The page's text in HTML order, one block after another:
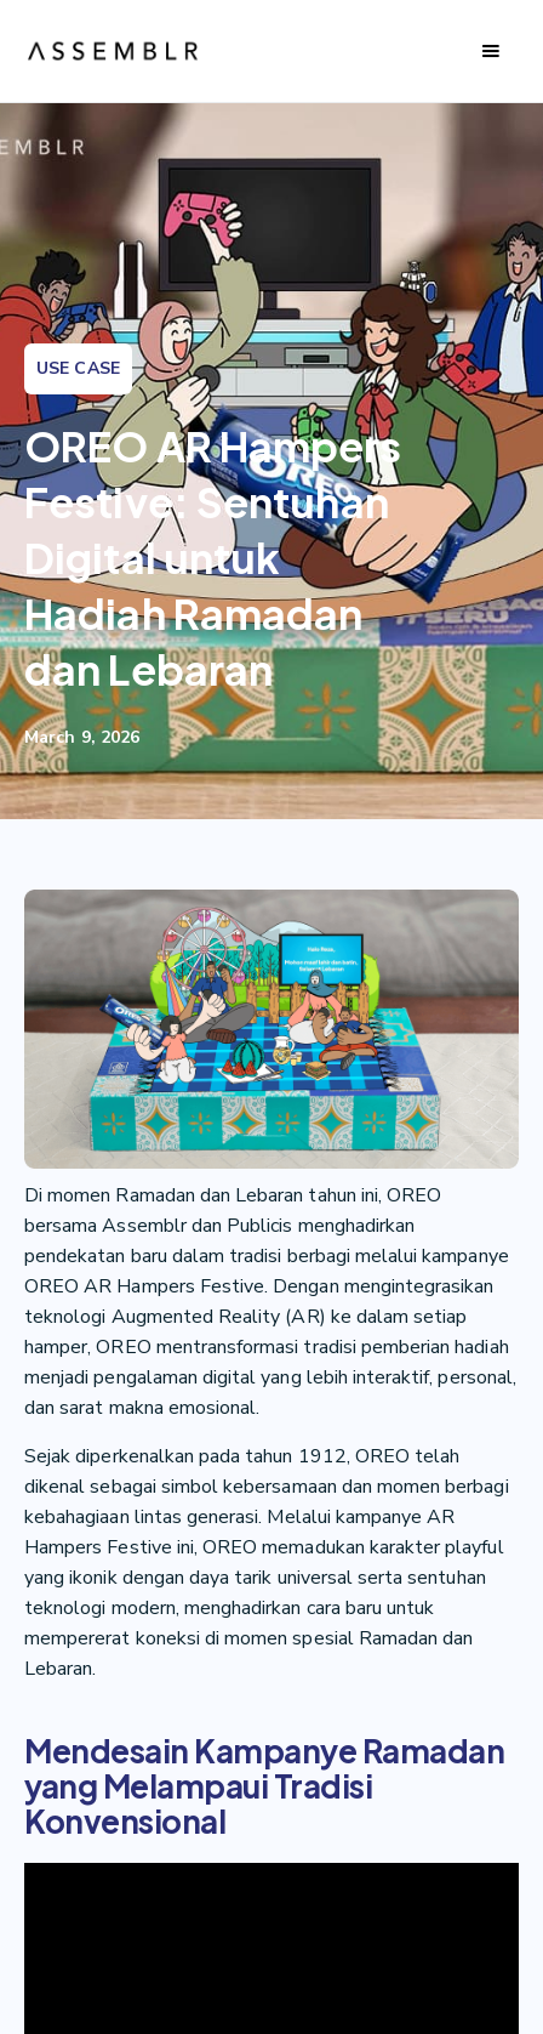
USE CASE
OREO AR Hampers
Festive: Sentuhan
Digital untuk
Hadiah Ramadan
dan Lebaran
March 9, 2026
Di momen Ramadan dan Lebaran tahun ini, OREO
bersama Assemblr dan Publicis menghadirkan
pendekatan baru dalam tradisi berbagi melalui kampanye
OREO AR Hampers Festive. Dengan mengintegrasikan
teknologi Augmented Reality (AR) ke dalam setiap
hamper, OREO mentransformasi tradisi pemberian hadiah
menjadi pengalaman digital yang lebih interaktif, personal,
dan sarat makna emosional.
Sejak diperkenalkan pada tahun 1912, OREO telah
dikenal sebagai simbol kebersamaan dan momen berbagi
kebahagiaan lintas generasi. Melalui kampanye AR
Hampers Festive ini, OREO memadukan karakter playful
yang ikonik dengan daya tarik universal serta sentuhan
teknologi modern, menghadirkan cara baru untuk
mempererat koneksi di momen spesial Ramadan dan
Lebaran.
Mendesain Kampanye Ramadan
yang Melampaui Tradisi
Konvensional